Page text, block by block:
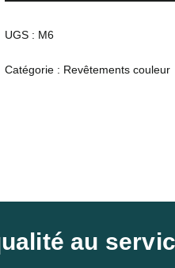
UGS : M6
Catégorie : Revêtements couleur
au